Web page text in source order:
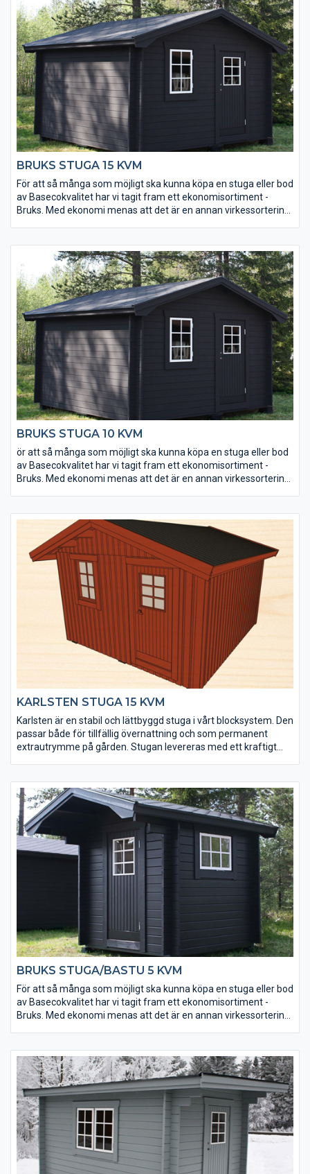
BRUKS STUGA 15 KVM
För att så många som möjligt ska kunna köpa en stuga eller bod
av Basecokvalitet har vi tagit fram ett ekonomisortiment -
Bruks. Med ekonomi menas att det är en annan virkessortering.
under lågsäsong och läggs på lager. Alla tillverkas i samma
modell och det finns inga möjligheter till ändringar av t ex
fönsterplacering. Men du får en bra stuga direkt från
lagerhyllan till ett mycket bra pris.
BRUKS STUGA 10 KVM
ör att så många som möjligt ska kunna köpa en stuga eller bod
av Basecokvalitet har vi tagit fram ett ekonomisortiment -
Bruks. Med ekonomi menas att det är en annan virkessortering.
under lågsäsong och läggs på lager. Alla tillverkas i samma
modell och det finns inga möjligheter till ändringar av t ex
fönsterplacering. Men du får en bra stuga direkt från
lagerhyllan till ett mycket bra pris.
Bruks stuga 10 kvm är en friggebod som passar för både
tillfällig övernattning och som permanent extrautrymme på
KARLSTEN STUGA 15 KVM
Karlsten är en stabil och lättbyggd stuga i vårt blocksystem. Den
passar både för tillfällig övernattning och som permanent
extrautrymme på gården. Stugan levereras med ett kraftigt
grundmålad och mellanstruken. Karlsten finns i faluröd,
mörkgrå och husvit eller obehandlad. Foder, knutbrädor,
takfotsbrädor och vindskivor i vitt (mellanstruket) eller
obehandlat. Byggsystemet är anpassat för både gjuten platta
och plintar.
BRUKS STUGA/BASTU 5 KVM
För att så många som möjligt ska kunna köpa en stuga eller bod
av Basecokvalitet har vi tagit fram ett ekonomisortiment -
Bruks. Med ekonomi menas att det är en annan virkessortering.
under lågsäsong och läggs på lager. Alla tillverkas i samma
modell och det finns inga möjligheter till ändringar av t ex
fönsterplacering. Men du får en bra stuga direkt från
lagerhyllan till ett mycket bra pris.
Bruks stuga/bastu 5 kvm är en lite mindre stugmodell och kan
användas till bastu, lekstuga eller förråd beroende på tillval.